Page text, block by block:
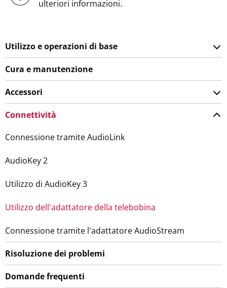
ulteriori informazioni.
Utilizzo e operazioni di base
Cura e manutenzione
Accessori
Connettività
Connessione tramite AudioLink
AudioKey 2
Utilizzo di AudioKey 3
Utilizzo dell'adattatore della telebobina
Connessione tramite l'adattatore AudioStream
Risoluzione dei problemi
Domande frequenti